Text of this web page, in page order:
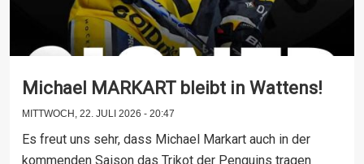
Michael MARKART bleibt in Wattens!
MITTWOCH, 22. JULI 2026 - 20:47
Es freut uns sehr, dass Michael Markart auch in der
kommenden Saison das Trikot der Penguins tragen